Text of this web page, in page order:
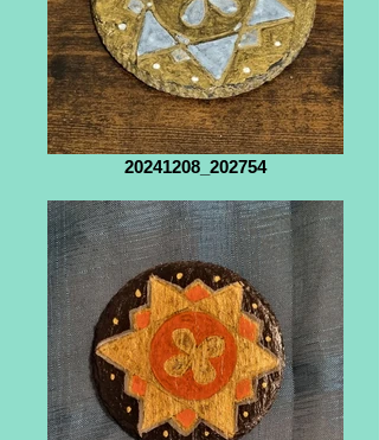
20241208_202754